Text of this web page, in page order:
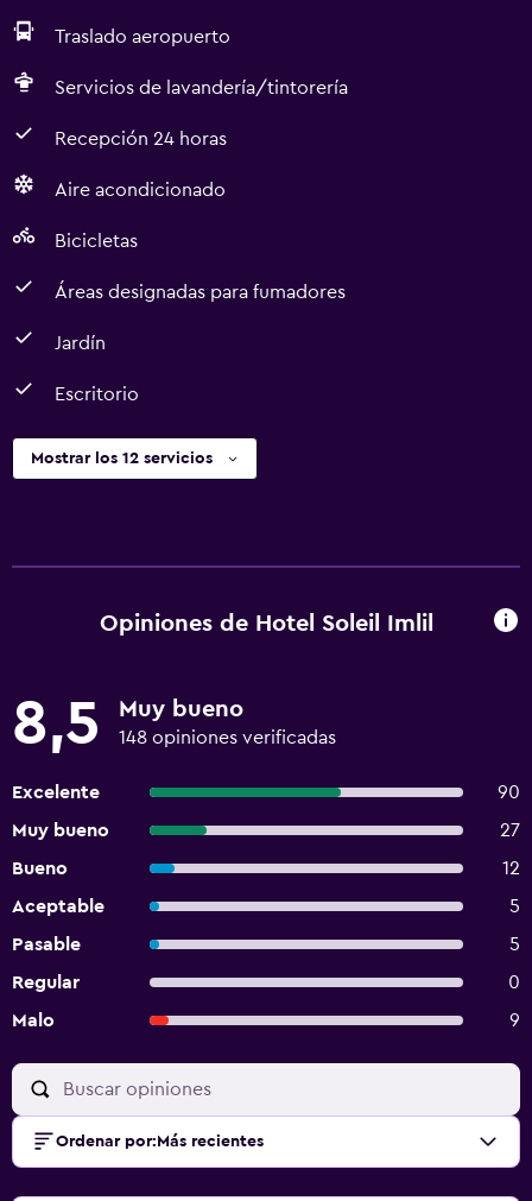
Traslado aeropuerto
Servicios de lavandería/tintorería
Recepción 24 horas
Aire acondicionado
Bicicletas
Áreas designadas para fumadores
Jardín
Escritorio
Mostrar los 12 servicios
Opiniones de Hotel Soleil Imlil
8,5 Muy bueno
148 opiniones verificadas
Excelente
90
Muy bueno
27
Bueno
12
Aceptable
5
Pasable
5
Regular
0
Malo
9
Ordenar por: Más recientes